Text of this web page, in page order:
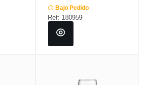
Bajo Pedido
Ref: 180959